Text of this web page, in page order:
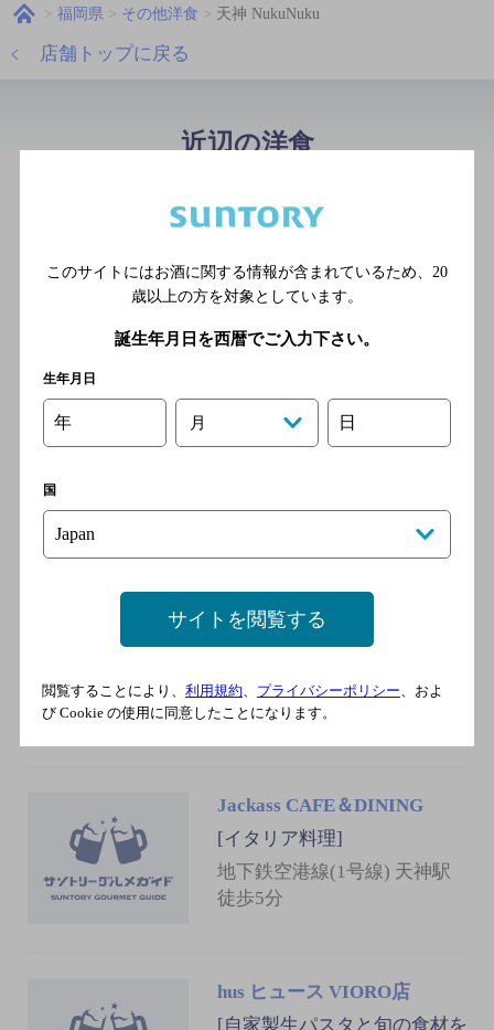
福岡県 その他洋食 天神 NukuNuku
店舗トップに戻る
近辺の洋食
[イタリア料理]
西鉄大牟田線 福岡（天神）
駅より徒歩5分
[イタリア料理]
西鉄天神大牟田線 西鉄福岡
イタリアン×食べ飲み Via
premio 今泉店
西鉄天神大牟田線 西鉄福岡
（天神）駅 南口 徒歩5分
Jackass CAFE＆DINING
[イタリア料理]
地下鉄空港線(1号線) 天神駅
徒歩5分
hus ヒュース VIORO店
[自家製生パスタと旬の食材を
このサイトにはお酒に関する情報が含まれているため、 20
歳以上の方を対象としています。
誕生年月日を西暦でご入力下さい。
生年月日
年 月 日
国
サイトを閲覧する
閲覧することにより、 利用規約、 プライバシーポリシー、およ
び Cookie の使用に同意したことになります。